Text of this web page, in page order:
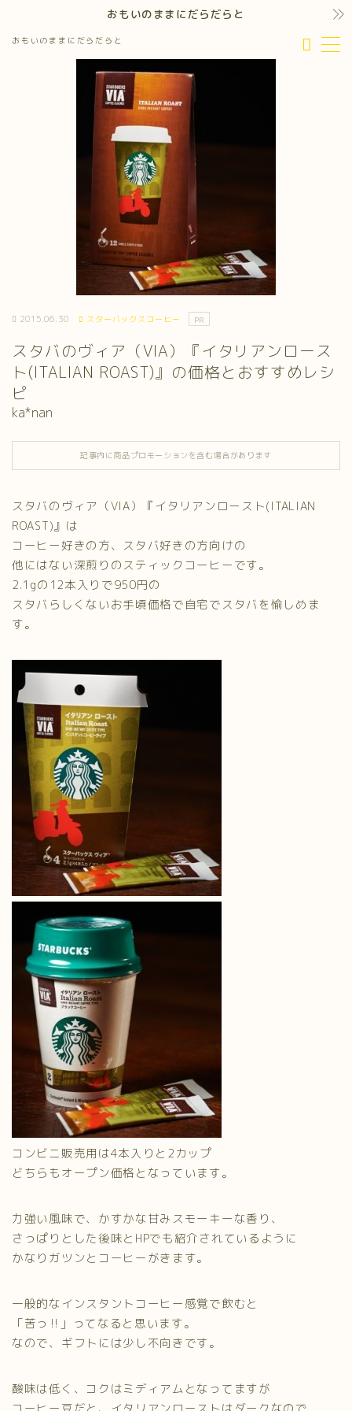
おもいのままにだらだらと
おもいのままにだらだらと
2015.06.30 スターバックスコーヒー PR
スタバのヴィア（VIA）『イタリアンロース
ト(ITALIAN ROAST)』の価格とおすすめレシ
ピ
ka*nan
記事内に商品プロモーションを含む場合があります
スタバのヴィア（VIA）『イタリアンロースト(ITALIAN
ROAST)』は
コーヒー好きの方、スタバ好きの方向けの
他にはない深煎りのスティックコーヒーです。
2.1gの12本入りで950円の
スタバらしくないお手頃価格で自宅でスタバを愉しめま
す。
コンビニ販売用は4本入りと2カップ
どちらもオープン価格となっています。
力強い風味で、かすかな甘みスモーキーな香り、
さっぱりとした後味とHPでも紹介されているように
かなりガツンとコーヒーがきます。
一般的なインスタントコーヒー感覚で飲むと
「苦っ‼」ってなると思います。
なので、ギフトには少し不向きです。
酸味は低く、コクはミディアムとなってますが